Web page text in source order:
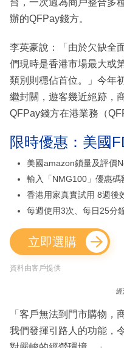
台，一次過為商戶整合多
辦的QFPay錢方。
李英豪說：「由於欠缺全
們現時是香港市場最大或
類別則穩佔首位。」今年
繼封關，遊客幾近絕跡，
QFPay錢方在港業務（
限時優惠：美國
美國amazon鎖量及評價
輸入「NMG100」優惠碼
香港用家真實試用 8週後
每週使用3次、每日25分
立即選購
資料由客戶提供
經
「客戶無法到門市購物，
我們發揮引路人的功能，